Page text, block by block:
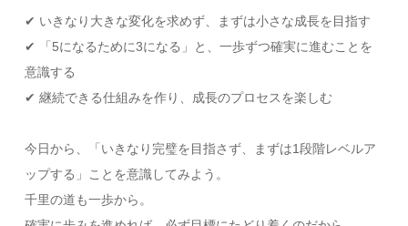
✔ いきなり大きな変化を求めず、まずは小さな成長を目指す
✔ 「5になるために3になる」と、一歩ずつ確実に進むことを
意識する
✔ 継続できる仕組みを作り、成長のプロセスを楽しむ
今日から、「いきなり完璧を目指さず、まずは1段階レベルア
ップする」ことを意識してみよう。
千里の道も一歩から。